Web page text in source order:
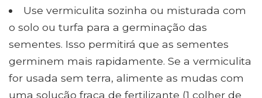
Use vermiculita sozinha ou misturada com
o solo ou turfa para a germinação das
sementes. Isso permitirá que as sementes
germinem mais rapidamente. Se a vermiculita
for usada sem terra, alimente as mudas com
uma solução fraca de fertilizante (1 colher de